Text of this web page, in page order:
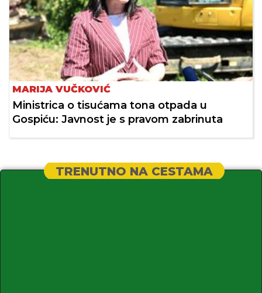
MARIJA VUČKOVIĆ
Ministrica o tisućama tona otpada u
Gospiću: Javnost je s pravom zabrinuta
TRENUTNO NA CESTAMA